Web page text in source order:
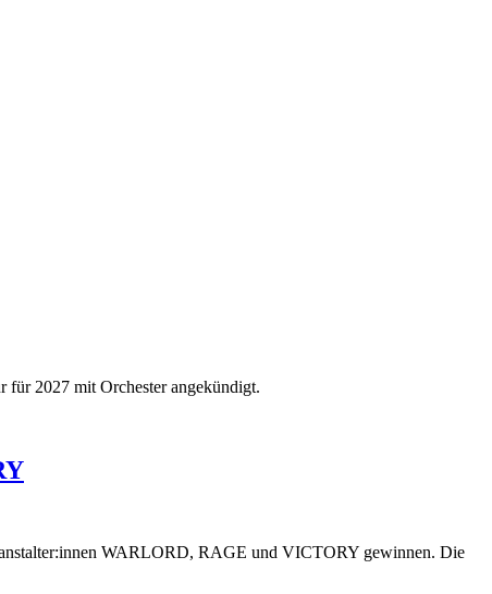
2027 mit Orchester angekündigt.
WARLORD, RAGE und VICTORY gewinnen. Die